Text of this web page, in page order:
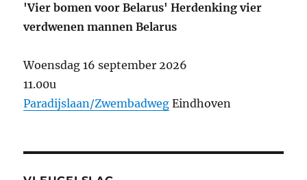
'Vier bomen voor Belarus' Herdenking vier
verdwenen mannen Belarus
Woensdag 16 september 2026
11.00u
Paradijslaan/Zwembadweg Eindhoven